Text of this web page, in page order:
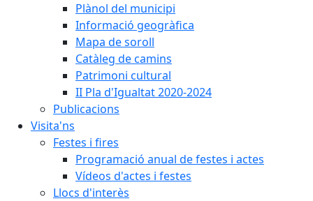
Plànol del municipi
Informació geogràfica
Mapa de soroll
Catàleg de camins
Patrimoni cultural
II Pla d'Igualtat 2020-2024
Publicacions
Visita'ns
Festes i fires
Programació anual de festes i actes
Vídeos d'actes i festes
Llocs d'interès